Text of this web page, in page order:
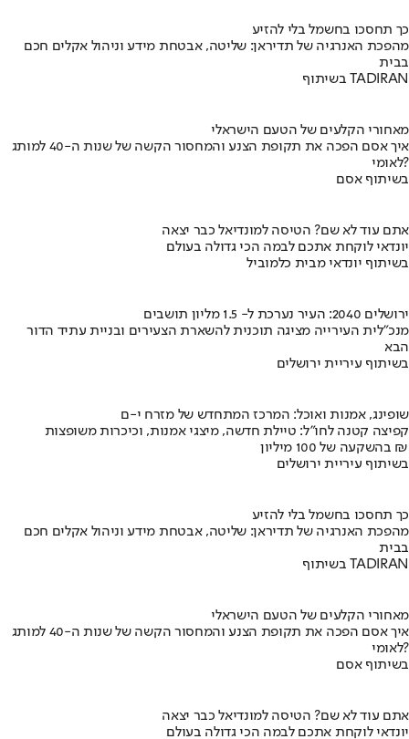
כך תחסכו בחשמל בלי להזיע
מהפכת האנרגיה של תדיראן: שליטה, אבטחת מידע וניהול אקלים חכם
בבית
בשיתוף TADIRAN
מאחורי הקלעים של הטעם הישראלי
איך אסם הפכה את תקופת הצנע והמחסור הקשה של שנות ה-40 למותג
לאומי?
בשיתוף אסם
אתם עוד לא שם? הטיסה למונדיאל כבר יצאה
יונדאי לוקחת אתכם לבמה הכי גדולה בעולם
בשיתוף יונדאי מבית כלמוביל
ירושלים 2040: העיר נערכת ל- 1.5 מליון תושבים
מנכ"לית העירייה מציגה תוכנית להשארת הצעירים ובניית עתיד הדור
הבא
בשיתוף עיריית ירושלים
שופינג, אמנות ואוכל: המרכז המתחדש של מזרח י-ם
קפיצה קטנה לחו"ל: טיילת חדשה, מיצגי אמנות, וכיכרות משופצות
בהשקעה של 100 מיליון ₪
בשיתוף עיריית ירושלים
כך תחסכו בחשמל בלי להזיע
מהפכת האנרגיה של תדיראן: שליטה, אבטחת מידע וניהול אקלים חכם
בבית
בשיתוף TADIRAN
מאחורי הקלעים של הטעם הישראלי
איך אסם הפכה את תקופת הצנע והמחסור הקשה של שנות ה-40 למותג
לאומי?
בשיתוף אסם
אתם עוד לא שם? הטיסה למונדיאל כבר יצאה
יונדאי לוקחת אתכם לבמה הכי גדולה בעולם